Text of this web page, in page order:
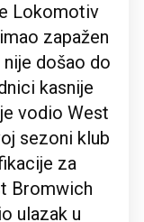
Lokomotiv
zapažen
došao do
kasnije
vodio West
sezoni klub
za
Bromwich
ulazak u